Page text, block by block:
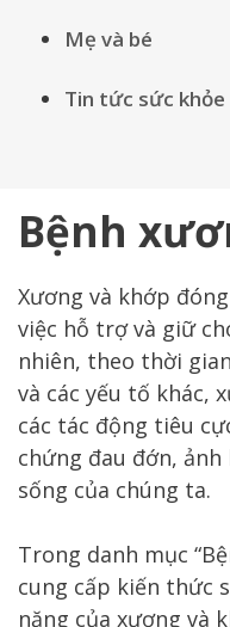
Mẹ và bé
Tin tức sức khỏe
Bệnh
Xương và khớp
việc hỗ trợ và giữ
nhiên, theo thời
và các yếu tố khác,
các tác động tiêu
chứng đau đớn,
sống của chúng ta.
Trong danh mục
cung cấp kiến thức
năng của xương và